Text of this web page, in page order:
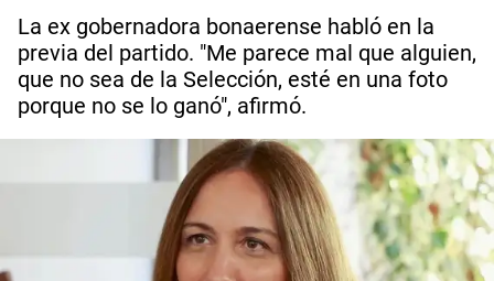
La ex gobernadora bonaerense habló en la
previa del partido. "Me parece mal que alguien,
que no sea de la Selección, esté en una foto
porque no se lo ganó", afirmó.